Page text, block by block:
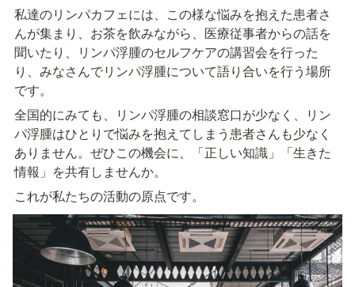
私達のリンパカフェには、この様な悩みを抱えた患者さ
んが集まり、お茶を飲みながら、医療従事者からの話を
聞いたり、リンパ浮腫のセルフケアの講習会を行った
り、みなさんでリンパ浮腫について語り合いを行う場所
です。
全国的にみても、リンパ浮腫の相談窓口が少なく、リン
パ浮腫はひとりで悩みを抱えてしまう患者さんも少なく
ありません。ぜひこの機会に、「正しい知識」「生きた
情報」を共有しませんか。
これが私たちの活動の原点です。